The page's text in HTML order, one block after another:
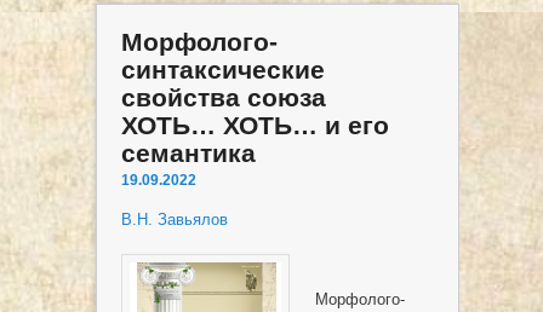
Морфолого-
синтаксические
свойства союза
ХОТЬ… ХОТЬ… и его
семантика
19.09.2022
В.Н. Завьялов
Морфолого-